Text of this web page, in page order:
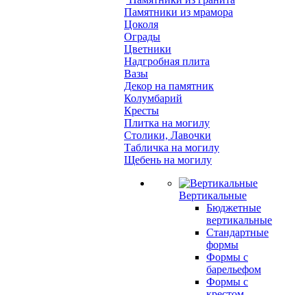
Памятники из мрамора
Цоколя
Ограды
Цветники
Надгробная плита
Вазы
Декор на памятник
Колумбарий
Кресты
Плитка на могилу
Столики, Лавочки
Табличка на могилу
Щебень на могилу
Вертикальные
Бюджетные
вертикальные
Стандартные
формы
Формы с
барельефом
Формы с